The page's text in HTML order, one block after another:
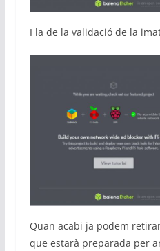
I la de la validació de la
Quan acabi ja podem
que estarà preparada per